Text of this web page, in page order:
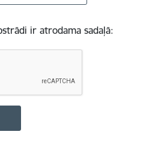
ir atrodama sadaļā: